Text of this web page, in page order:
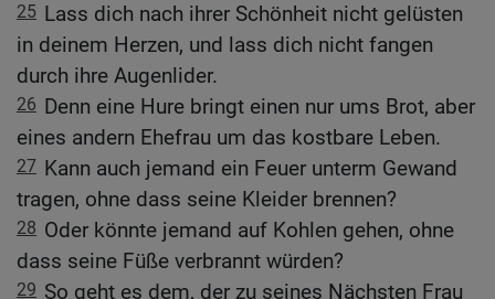
25 Lass dich nach ihrer Schönheit nicht gelüsten
in deinem Herzen, und lass dich nicht fangen
durch ihre Augenlider.
26 Denn eine Hure bringt einen nur ums Brot, aber
eines andern Ehefrau um das kostbare Leben.
27 Kann auch jemand ein Feuer unterm Gewand
tragen, ohne dass seine Kleider brennen?
28 Oder könnte jemand auf Kohlen gehen, ohne
dass seine Füße verbrannt würden?
29 So geht es dem, der zu seines Nächsten Frau